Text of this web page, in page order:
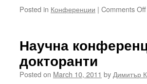
Posted in Конференции | Comments Off
Научна
докторанти
Posted on March 10, 2011 by Димитър